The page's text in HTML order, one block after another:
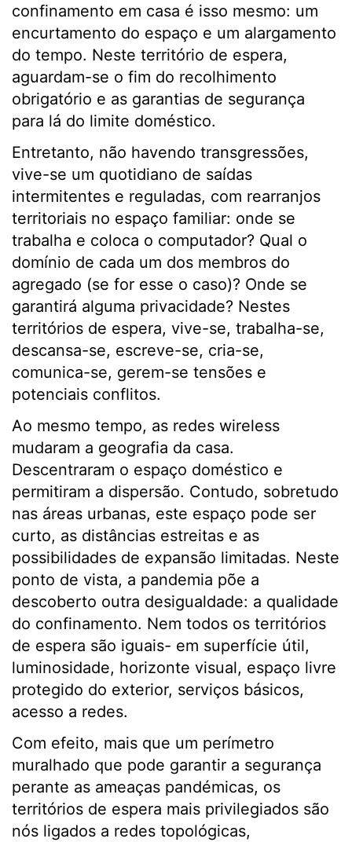
confinamento em casa é isso mesmo: um
encurtamento do espaço e um alargamento
do tempo. Neste território de espera,
aguardam-se o fim do recolhimento
obrigatório e as garantias de segurança
para lá do limite doméstico.
Entretanto, não havendo transgressões,
vive-se um quotidiano de saídas
intermitentes e reguladas, com rearranjos
territoriais no espaço familiar: onde se
trabalha e coloca o computador? Qual o
domínio de cada um dos membros do
agregado (se for esse o caso)? Onde se
garantirá alguma privacidade? Nestes
territórios de espera, vive-se, trabalha-se,
descansa-se, escreve-se, cria-se,
comunica-se, gerem-se tensões e
potenciais conflitos.
Ao mesmo tempo, as redes wireless
mudaram a geografia da casa.
Descentraram o espaço doméstico e
permitiram a dispersão. Contudo, sobretudo
nas áreas urbanas, este espaço pode ser
curto, as distâncias estreitas e as
possibilidades de expansão limitadas. Neste
ponto de vista, a pandemia põe a
descoberto outra desigualdade: a qualidade
do confinamento. Nem todos os territórios
de espera são iguais- em superfície útil,
luminosidade, horizonte visual, espaço livre
protegido do exterior, serviços básicos,
acesso a redes.
Com efeito, mais que um perímetro
muralhado que pode garantir a segurança
perante as ameaças pandémicas, os
territórios de espera mais privilegiados são
nós ligados a redes topológicas,